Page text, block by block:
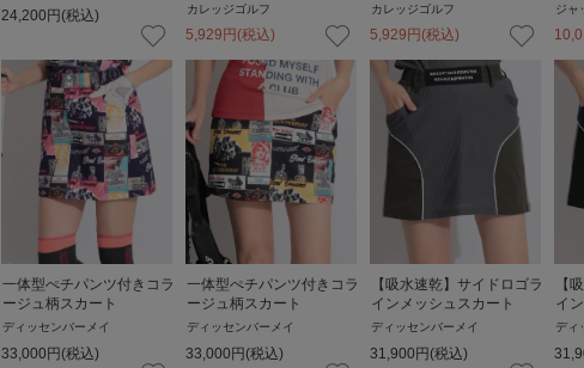
24,200 円(税込) カレッジゴルフ
5,929 円 (税込)
カレッジゴルフ
5,929 円 (税込)
ジャ
一体型ぺチパンツ付きコラ
ージュ柄スカート
ディッセンバーメイ
33,000円(税込)
一体型ぺチパンツ付きコラ
ージュ柄スカート
ディッセンバーメイ
33,000円(税込)
【吸水速乾】サイドロゴラ
インメッシュスカート
ディッセンバーメイ
31,900円(税込)
【
イ
ディ